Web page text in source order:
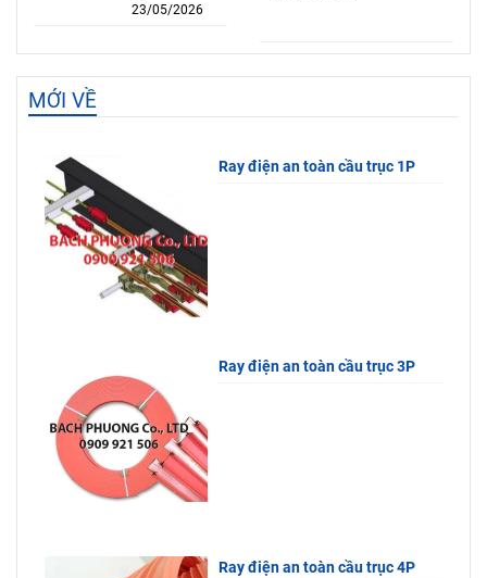
lý và tác
23/05/2026
MỚI VỀ
Ray điện an toàn cầu trục 1P
Ray điện an toàn cầu trục 3P
Ray điện an toàn cầu trục 4P